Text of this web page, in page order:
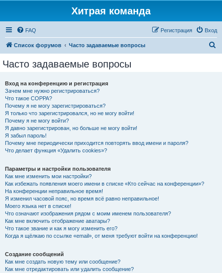
Хитрая команда
FAQ Вход
Регистрация
Список форумов Часто задаваемые вопросы
Часто задаваемые вопросы
Вход на конференцию и регистрация
Зачем мне нужно регистрироваться?
Что такое COPPA?
Почему я не могу зарегистрироваться?
Я только что зарегистрировался, но не могу войти!
Почему я не могу войти?
Я давно зарегистрирован, но больше не могу войти!
Я забыл пароль!
Почему мне периодически приходится повторять ввод имени и пароля?
Что делает функция «Удалить cookies»?
Параметры и настройки пользователя
Как мне изменить мои настройки?
Как избежать появления моего имени в списке «Кто сейчас на конференции»?
На конференции неправильное время!
Я изменил часовой пояс, но время всё равно неправильное!
Моего языка нет в списке!
Что означают изображения рядом с моим именем пользователя?
Как мне включить отображение аватары?
Что такое звание и как я могу изменить его?
Когда я щёлкаю по ссылке «email», от меня требуют войти на конференцию!
Создание сообщений
Как мне создать новую тему или сообщение?
Как мне отредактировать или удалить сообщение?